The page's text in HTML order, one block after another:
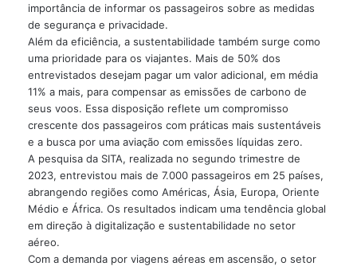
importância de informar os passageiros sobre as medidas
de segurança e privacidade.
Além da eficiência, a sustentabilidade também surge como
uma prioridade para os viajantes. Mais de 50% dos
entrevistados desejam pagar um valor adicional, em média
11% a mais, para compensar as emissões de carbono de
seus voos. Essa disposição reflete um compromisso
crescente dos passageiros com práticas mais sustentáveis ​​
e a busca por uma aviação com emissões líquidas zero.
A pesquisa da SITA, realizada no segundo trimestre de
2023, entrevistou mais de 7.000 passageiros em 25 países,
abrangendo regiões como Américas, Ásia, Europa, Oriente
Médio e África. Os resultados indicam uma tendência global
em direção à digitalização e sustentabilidade no setor
aéreo.
Com a demanda por viagens aéreas em ascensão, o setor